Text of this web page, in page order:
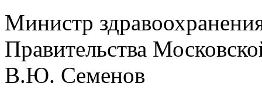
Министр
Правительства
В.Ю. Семенов